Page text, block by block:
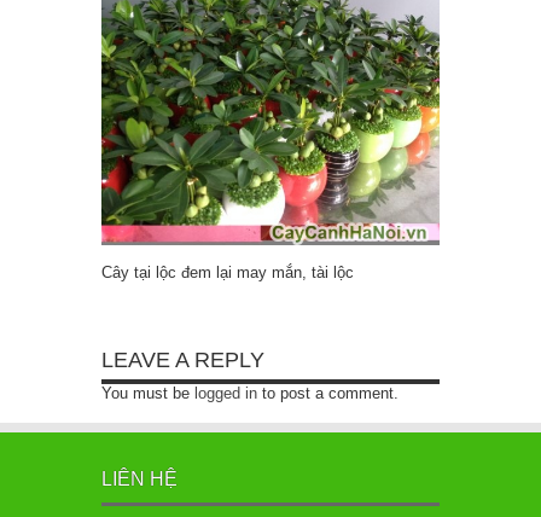
Cây tại lộc đem lại may mắn, tài lộc
LEAVE A REPLY
You must be logged in to post a comment.
LIÊN HỆ